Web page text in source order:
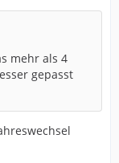
mehr als 4
gepasst